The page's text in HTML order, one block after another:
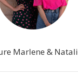
Marlene &